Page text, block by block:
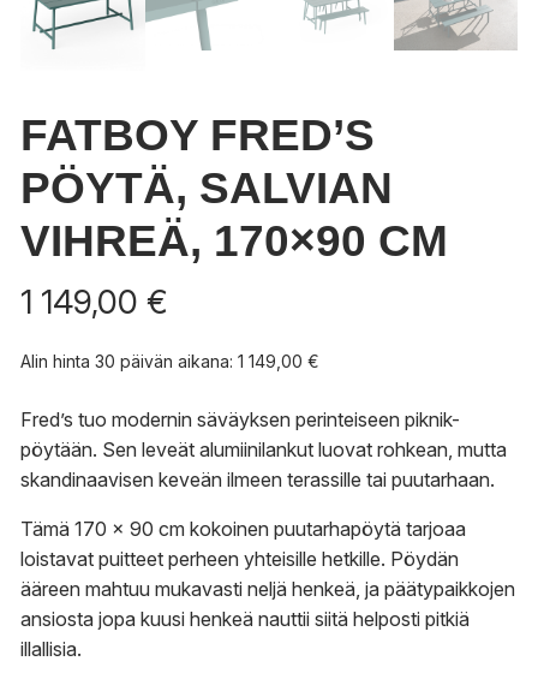
FATBOY FRED’S
PÖYTÄ, SALVIAN
VIHREÄ, 170×90 CM
1 149,00 €
Alin hinta 30 päivän aikana: 1 149,00 €
Fred’s tuo modernin säväyksen perinteiseen piknik-
pöytään. Sen leveät alumiinilankut luovat rohkean, mutta
skandinaavisen keveän ilmeen terassille tai puutarhaan.
Tämä 170 x 90 cm kokoinen puutarhapöytä tarjoaa
loistavat puitteet perheen yhteisille hetkille. Pöydän
ääreen mahtuu mukavasti neljä henkeä, ja päätypaikkojen
ansiosta jopa kuusi henkeä nauttii siitä helposti pitkiä
illallisia.